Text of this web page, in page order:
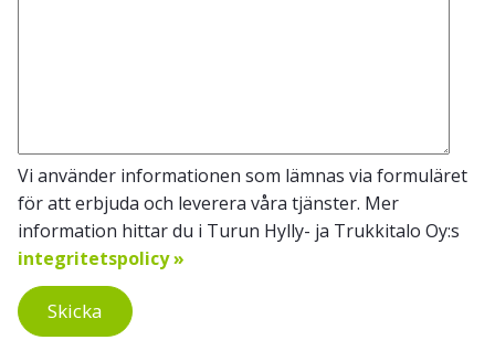
Vi använder informationen som lämnas via formuläret
för att erbjuda och leverera våra tjänster. Mer
information hittar du i Turun Hylly- ja Trukkitalo Oy:s
integritetspolicy »
Skicka